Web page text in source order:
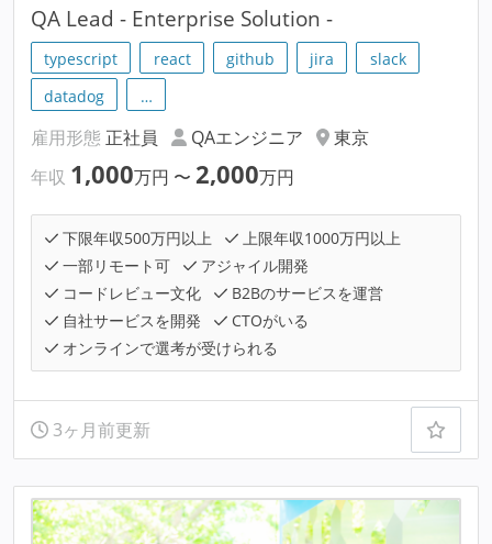
QA Lead - Enterprise Solution -
typescript react github jira
slack
datadog
…
雇用形態 正社員 QAエンジニア
東京
年収 1,000万円 〜 2,000万円
下限年収500万円以上
上限年収1000万円以上
一部リモート可
アジャイル開発
コードレビュー文化
B2Bのサービスを運営
自社サービスを開発
CTOがいる
オンラインで選考が受けられる
3ヶ月前更新